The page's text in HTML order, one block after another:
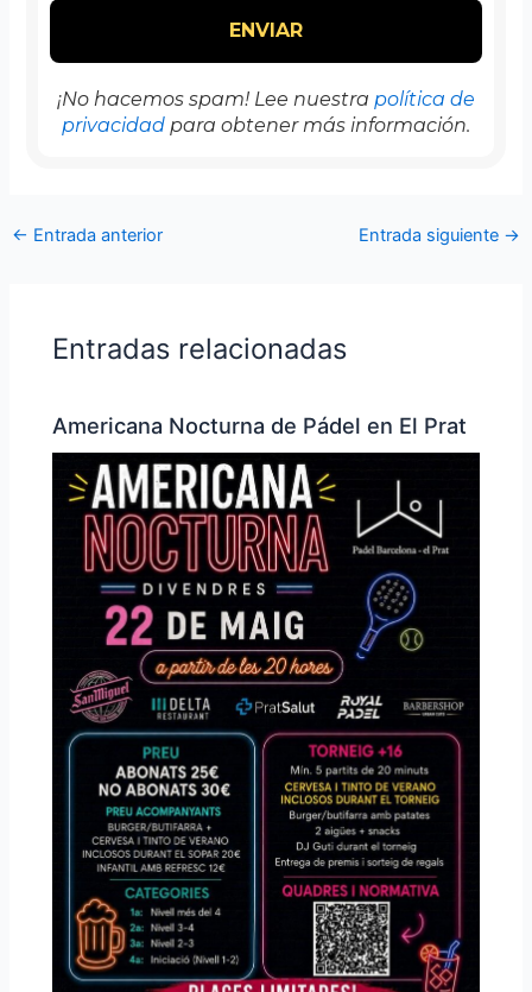
¡No hacemos spam! Lee nuestra política de
privacidad para obtener más información.
← Entrada anterior Entrada siguiente →
Entradas relacionadas
Americana Nocturna de Pádel en El Prat